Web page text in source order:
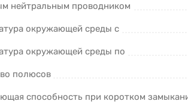
нейтральным проводником
окружающей среды с
окружающей среды по
полюсов
способность при коротком